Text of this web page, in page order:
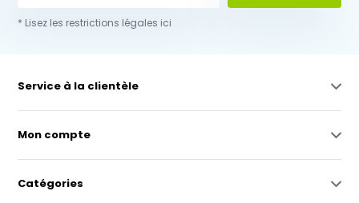
* Lisez les restrictions légales ici
Service à la clientèle
Mon compte
Catégories